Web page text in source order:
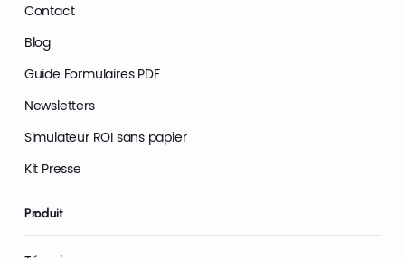
Contact
Blog
Guide Formulaires PDF
Newsletters
Simulateur ROI sans papier
Kit Presse
Produit